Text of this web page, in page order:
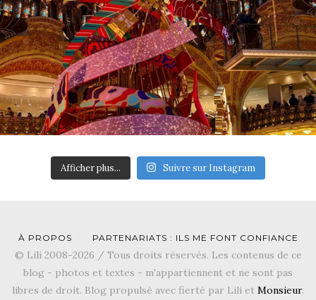
Afficher plus... Suivre sur Instagram
À PROPOS PARTENARIATS : ILS ME FONT CONFIANCE
© Lili 2008-2026 / Tous droits réservés. Les contenus de ce
blog - photos et textes - m'appartiennent et ne sont pas
libres de droit. Blog propulsé avec fierté par Lili et Monsieur.